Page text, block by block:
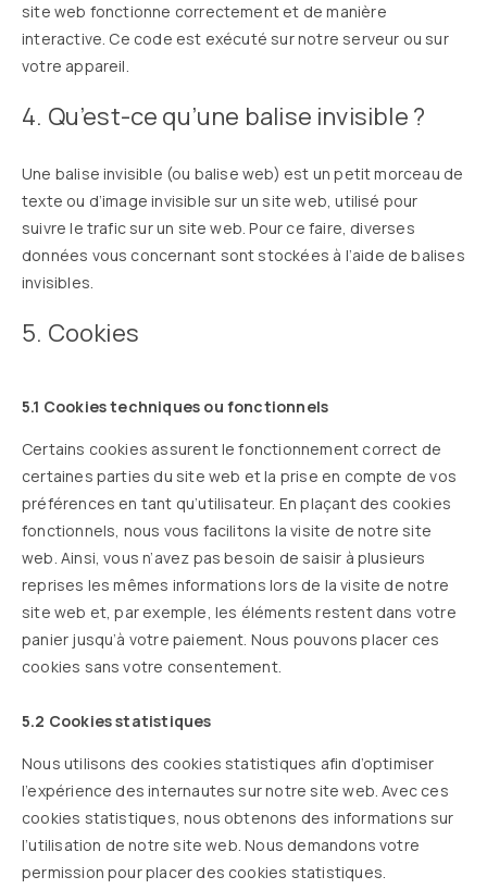
site web fonctionne correctement et de manière
interactive. Ce code est exécuté sur notre serveur ou sur
votre appareil.
4. Qu’est-ce qu’une balise invisible ?
Une balise invisible (ou balise web) est un petit morceau de
texte ou d’image invisible sur un site web, utilisé pour
suivre le trafic sur un site web. Pour ce faire, diverses
données vous concernant sont stockées à l’aide de balises
invisibles.
5. Cookies
5.1 Cookies techniques ou fonctionnels
Certains cookies assurent le fonctionnement correct de
certaines parties du site web et la prise en compte de vos
préférences en tant qu’utilisateur. En plaçant des cookies
fonctionnels, nous vous facilitons la visite de notre site
web. Ainsi, vous n’avez pas besoin de saisir à plusieurs
reprises les mêmes informations lors de la visite de notre
site web et, par exemple, les éléments restent dans votre
panier jusqu’à votre paiement. Nous pouvons placer ces
cookies sans votre consentement.
5.2 Cookies statistiques
Nous utilisons des cookies statistiques afin d’optimiser
l’expérience des internautes sur notre site web. Avec ces
cookies statistiques, nous obtenons des informations sur
l’utilisation de notre site web. Nous demandons votre
permission pour placer des cookies statistiques.